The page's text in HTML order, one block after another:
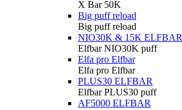
X Bar 50K
Big puff reload
Big puff reload
NIO30K & 15K ELFBAR
Elfbar NIO30K puff
Elfa pro Elfbar
Elfa pro Elfbar
PLUS30 ELFBAR
Elfbar PLUS30 puff
AF5000 ELFBAR